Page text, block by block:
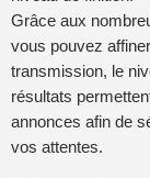
Grâce aux
vous pouvez
transmission, le
résultats
annonces afin de
vos attentes.